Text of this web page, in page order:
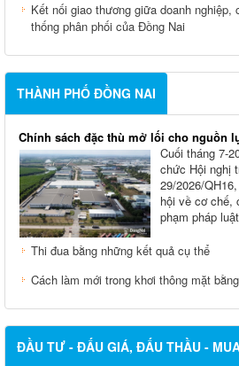
Kết nối giao thương giữa doanh nghiệp,
thống phân phối của Đồng Nai
THÀNH PHỐ ĐỒNG NAI
Chính sách đặc thù mở lối cho nguồn
Cuối tháng 7-
chức Hội nghị
29/2026/
hội về cơ chế,
phạm pháp
Thi đua bằng những kết quả cụ thể
Cách làm mới trong khơi thông mặt bằng
ĐẦU TƯ - ĐẤU GIÁ, ĐẤU THẦU -